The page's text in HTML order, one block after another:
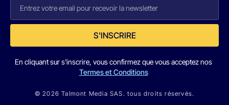
S'INSCRIRE
En cliquant sur s'inscrire, vous confirmez que vous acceptez nos
Termes et Conditions
© 2026 Talmont Media SAS. tous droits réservés.